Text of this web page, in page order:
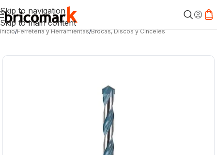
Skip to navigation
Skip to main content
Inicio/Ferretería y Herramientas/Brocas, Discos y Cinceles